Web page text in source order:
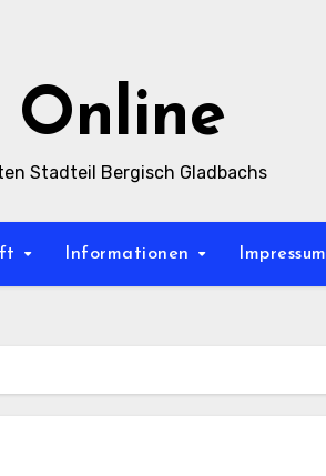
Stadteil Bergisch Gladbachs
Informationen Impressum